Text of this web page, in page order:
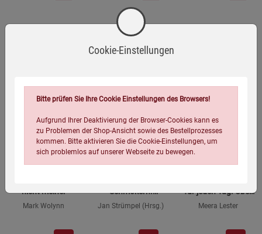
nicht meiner
Mark Wolynn
NEU
Schmökern.
Geschichten und
Gedanken
Jan Strümpel (Hrsg.)
für jeden Tag. Über
Meera Lester
Cookie-Einstellungen
Bitte prüfen Sie Ihre Cookie Einstellungen des Browsers!
Aufgrund Ihrer Deaktivierung der Browser-Cookies kann es
zu Problemen der Shop-Ansicht sowie des Bestellprozesses
kommen. Bitte aktivieren Sie die Cookie-Einstellungen, um
sich problemlos auf unserer Webseite zu bewegen.